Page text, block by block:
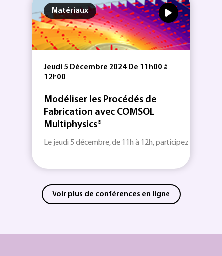
Matériaux
Jeudi 5 Décembre 2024 De 11h00 à
12h00
Modéliser les Procédés de
Fabrication avec COMSOL
Multiphysics®
Le jeudi 5 décembre, de 11h à 12h, participez à ce
Voir plus de conférences en ligne